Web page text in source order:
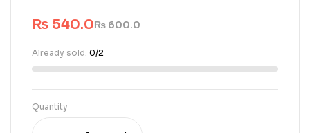
₨600.0
₨ 540.0
Already sold: 0/2
Quantity